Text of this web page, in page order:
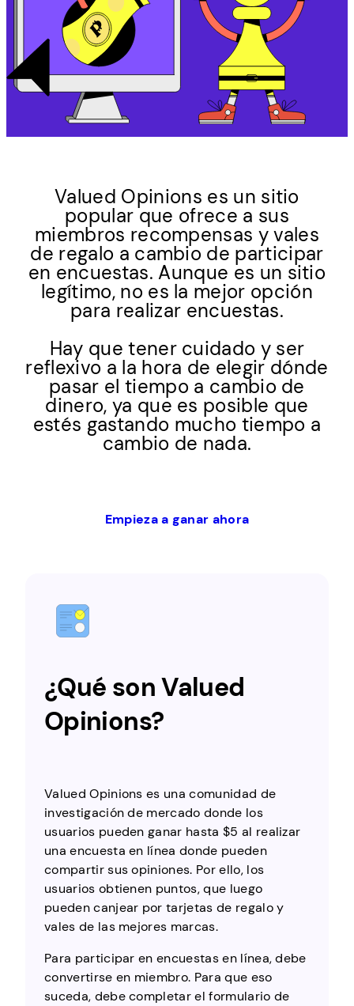
Valued Opinions es un sitio
popular que ofrece a sus
miembros recompensas y vales
de regalo a cambio de participar
en encuestas. Aunque es un sitio
legítimo, no es la mejor opción
para realizar encuestas.
Hay que tener cuidado y ser
reflexivo a la hora de elegir dónde
pasar el tiempo a cambio de
dinero, ya que es posible que
estés gastando mucho tiempo a
cambio de nada.
Empieza a ganar ahora
¿Qué son Valued
Opinions?
Valued Opinions es una comunidad de
investigación de mercado donde los
usuarios pueden ganar hasta $5 al realizar
una encuesta en línea donde pueden
compartir sus opiniones. Por ello, los
usuarios obtienen puntos, que luego
pueden canjear por tarjetas de regalo y
vales de las mejores marcas.
Para participar en encuestas en línea, debe
convertirse en miembro. Para que eso
suceda, debe completar el formulario de